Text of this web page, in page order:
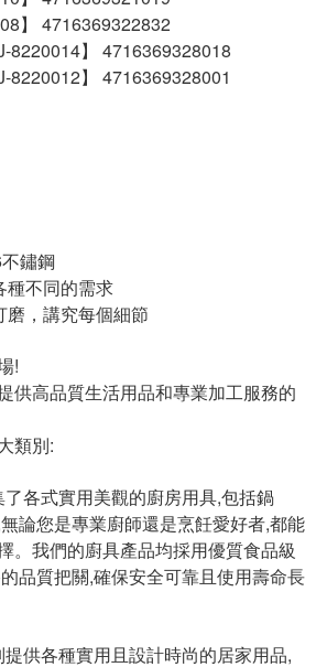
】 4716369322832
8220014】 4716369328018
8220012】 4716369328001
鏽鋼
種不同的需求
，講究每個細節
!
供高品質生活用品和專業加工服務的
類別:
各式實用美觀的廚房用具,包括鍋
論您是專業廚師還是烹飪愛好者,都能
。我們的廚具產品均採用優質食品級
品質把關,確保安全可靠且使用壽命長
供各種實用且設計時尚的居家用品,